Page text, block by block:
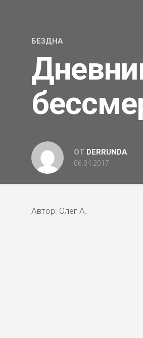
БЕЗДНА
ОТ DERRUNDA
06.04.2017
Автор: Олег А.